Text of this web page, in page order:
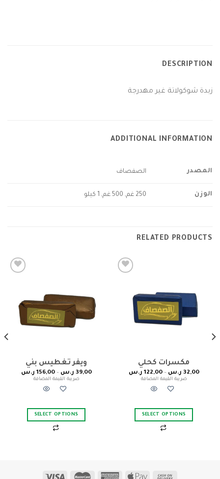
DESCRIPTION
زبدة شوكولاتة غير مهدرجة
ADDITIONAL INFORMATION
المصدر الصفصاف
الوزن 250 غم, 500 غم, 1 كيلو
RELATED PRODUCTS
مكسرات كحلي
32,00 ر.س –
122,00 ر.س
ضريبة القيمة المضافة
SELECT OPTIONS
39,00 ر.س –
156,00 ر.س
ضريبة القيمة المضافة
SELECT OPTIONS